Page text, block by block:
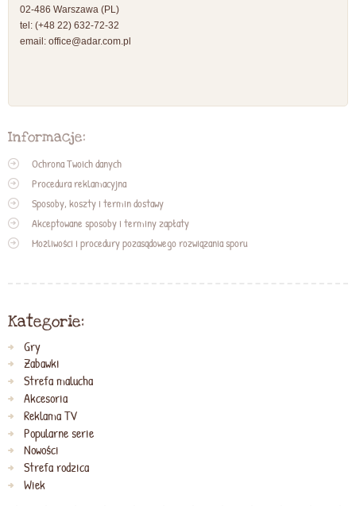
02-486 Warszawa (PL)
tel: (+48 22) 632-72-32
email: office@adar.com.pl
Informacje:
Ochrona Twoich danych
Procedura reklamacyjna
Sposoby, koszty i termin dostawy
Akceptowane sposoby i terminy zapłaty
Możliwości i procedury pozasądowego rozwiązania sporu
Kategorie:
Gry
Zabawki
Strefa malucha
Akcesoria
Reklama TV
Popularne serie
Nowości
Strefa rodzica
Wiek